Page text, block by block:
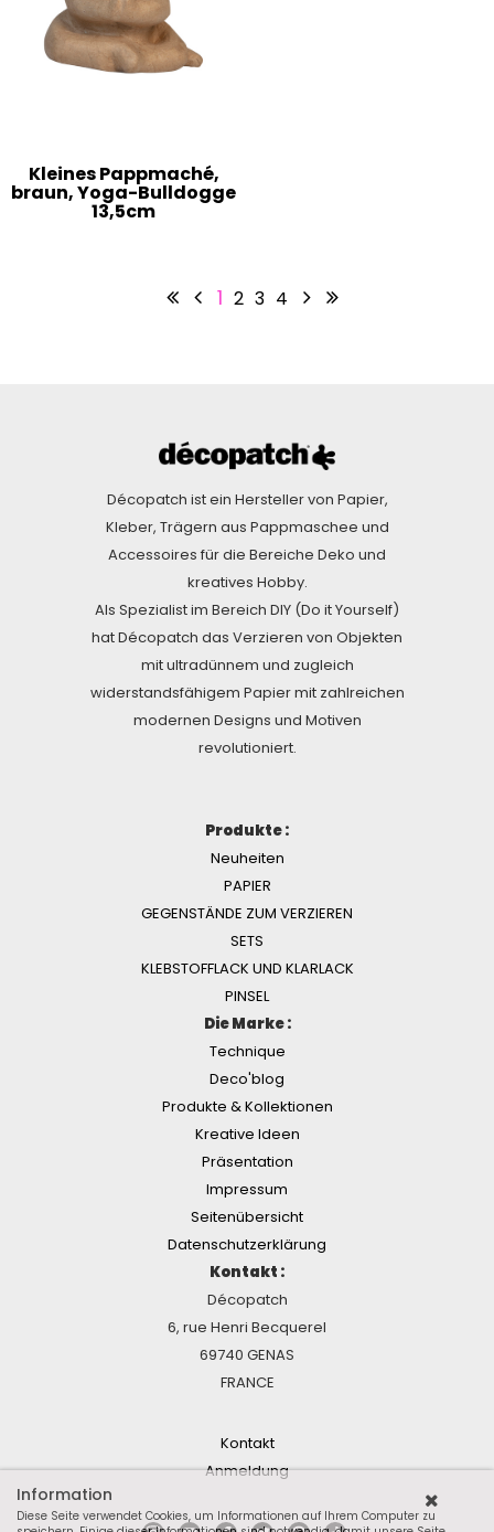
Kleines Pappmaché,
braun, Yoga-Bulldogge
13,5cm
1 2 3 4
Décopatch ist ein Hersteller von Papier,
Kleber, Trägern aus Pappmaschee und
Accessoires für die Bereiche Deko und
kreatives Hobby.
Als Spezialist im Bereich DIY (Do it Yourself)
hat Décopatch das Verzieren von Objekten
mit ultradünnem und zugleich
widerstandsfähigem Papier mit zahlreichen
modernen Designs und Motiven
revolutioniert.
Produkte :
Neuheiten
PAPIER
GEGENSTÄNDE ZUM VERZIEREN
SETS
KLEBSTOFFLACK UND KLARLACK
PINSEL
Die Marke :
Technique
Deco'blog
Produkte & Kollektionen
Kreative Ideen
Präsentation
Impressum
Seitenübersicht
Datenschutzerklärung
Kontakt :
Décopatch
6, rue Henri Becquerel
69740 GENAS
FRANCE
Kontakt
Anmeldung
Information
Diese Seite verwendet Cookies, um Informationen auf Ihrem Computer zu